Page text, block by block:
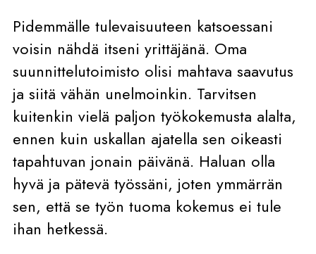
Pidemmälle tulevaisuuteen katsoessani
voisin nähdä itseni yrittäjänä. Oma
suunnittelutoimisto olisi mahtava saavutus
ja siitä vähän unelmoinkin. Tarvitsen
kuitenkin vielä paljon työkokemusta alalta,
ennen kuin uskallan ajatella sen oikeasti
tapahtuvan jonain päivänä. Haluan olla
hyvä ja pätevä työssäni, joten ymmärrän
sen, että se työn tuoma kokemus ei tule
ihan hetkessä.